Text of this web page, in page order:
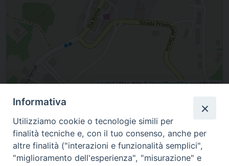
Leaflet| Map data ©OpenStreetMapcontributors
Via Paradiso, Montopoli di Sabina, Lazio, Italia
Informativa
Utilizziamo cookie o tecnologie simili per
finalità tecniche e, con il tuo consenso, anche per
altre finalità ("interazioni e funzionalità semplici",
"miglioramento dell'esperienza", "misurazione" e